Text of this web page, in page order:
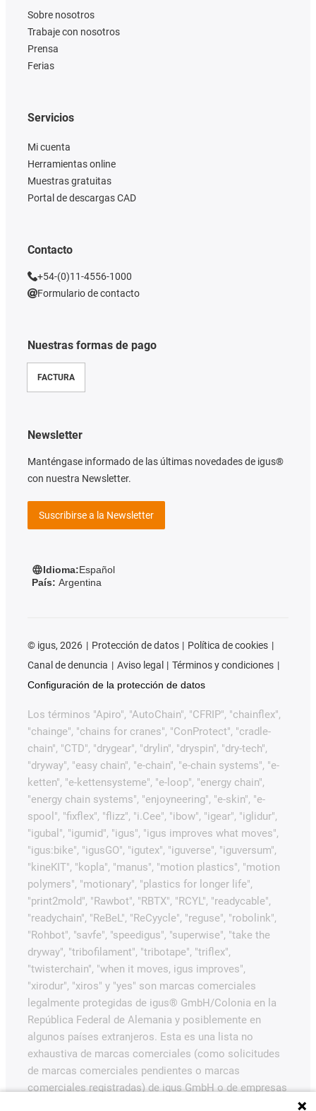
Sobre nosotros
Trabaje con nosotros
Prensa
Ferias
Nuestras formas de pago
FACTURA
Servicios
Mi cuenta
Herramientas online
Muestras gratuitas
Portal de descargas CAD
Contacto
+54-(0)11-4556-1000
Formulario de contacto
Newsletter
Manténgase informado de las últimas novedades de igus®
con nuestra Newsletter.
Suscribirse a la Newsletter
Idioma:Español
País: Argentina
© igus, 2026 Protección de datos
Política de cookies
Canal de denuncia
Aviso legal
Términos y condiciones
Configuración de la protección de datos
Los términos "Apiro", "AutoChain", "CFRIP", "chainflex",
"chainge", "chains for cranes", "ConProtect", "cradle-
chain", "CTD", "drygear", "drylin", "dryspin", "dry-tech",
"dryway", "easy chain", "e-chain", "e-chain systems", "e-
ketten", "e-kettensysteme", "e-loop", "energy chain",
"energy chain systems", "enjoyneering", "e-skin", "e-
spool", "fixflex", "flizz", "i.Cee", "ibow", "igear", "iglidur",
"igubal", "igumid", "igus", "igus improves what moves",
"igus:bike", "igusGO", "igutex", "iguverse", "iguversum",
"kineKIT", "kopla", "manus", "motion plastics", "motion
polymers", "motionary", "plastics for longer life",
"print2mold", "Rawbot", "RBTX", "RCYL", "readycable",
"readychain", "ReBeL", "ReCyycle", "reguse", "robolink",
"Rohbot", "savfe", "speedigus", "superwise", "take the
dryway", "tribofilament", "tribotape", "triflex",
"twisterchain", "when it moves, igus improves",
"xirodur", "xiros" y "yes" son marcas comerciales
legalmente protegidas de igus® GmbH/Colonia en la
República Federal de Alemania y posiblemente en
algunos países extranjeros. Esta es una lista no
exhaustiva de marcas comerciales (como solicitudes
de marcas comerciales pendientes o marcas
comerciales registradas) de igus GmbH o de empresas